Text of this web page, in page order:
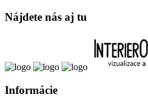
Nájdete nás aj tu
Informácie